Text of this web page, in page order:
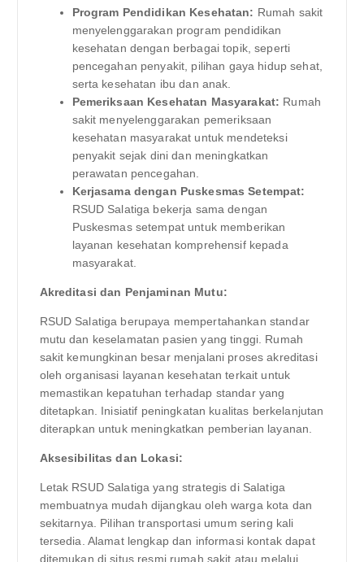
Program Pendidikan Kesehatan: Rumah sakit
menyelenggarakan program pendidikan
kesehatan dengan berbagai topik, seperti
pencegahan penyakit, pilihan gaya hidup sehat,
serta kesehatan ibu dan anak.
Pemeriksaan Kesehatan Masyarakat: Rumah
sakit menyelenggarakan pemeriksaan
kesehatan masyarakat untuk mendeteksi
penyakit sejak dini dan meningkatkan
perawatan pencegahan.
Kerjasama dengan Puskesmas Setempat:
RSUD Salatiga bekerja sama dengan
Puskesmas setempat untuk memberikan
layanan kesehatan komprehensif kepada
masyarakat.
Akreditasi dan Penjaminan Mutu:
RSUD Salatiga berupaya mempertahankan standar
mutu dan keselamatan pasien yang tinggi. Rumah
sakit kemungkinan besar menjalani proses akreditasi
oleh organisasi layanan kesehatan terkait untuk
memastikan kepatuhan terhadap standar yang
ditetapkan. Inisiatif peningkatan kualitas berkelanjutan
diterapkan untuk meningkatkan pemberian layanan.
Aksesibilitas dan Lokasi:
Letak RSUD Salatiga yang strategis di Salatiga
membuatnya mudah dijangkau oleh warga kota dan
sekitarnya. Pilihan transportasi umum sering kali
tersedia. Alamat lengkap dan informasi kontak dapat
ditemukan di situs resmi rumah sakit atau melalui